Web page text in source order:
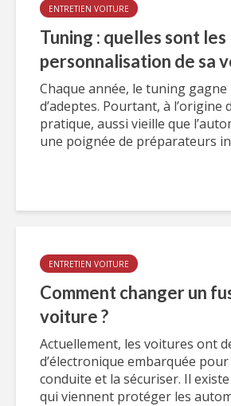
ENTRETIEN VOITURE
Tuning : quelles sont les
personnalisation de sa
Chaque année, le tuning
d’adeptes. Pourtant, à l’origine
pratique, aussi vieille que
une poignée de préparateurs
ENTRETIEN VOITURE
Comment changer un
voiture ?
Actuellement, les voitures ont
d’électronique embarquée
conduite et la sécuriser. Il
qui viennent protéger les